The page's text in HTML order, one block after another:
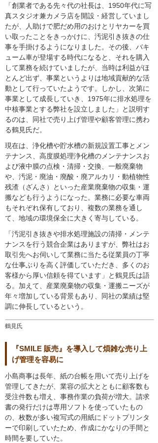
鶴見氏
「創業者である先々代の社長は、1950年代に写
真スタジオ兼カメラ店を開設・経営していまし
たが、人助けで肥だめ用のおけとリヤカーを買
い取ったことをきっかけに、汚泥引き抜きの仕
事を手掛けるようになりました。その後、バキ
ューム車が登場する時代になると、それを購入
して業務を続けていましたが、当時は利益がほ
とんど出ず、事業というよりは地域貢献的な活
動として行っていたようです。しかし、次第に
事業として成長していき、1975年に排水処理を
中核事業とする弊社を設立しました」と説明す
るのは、同社で売り上げ管理や顧客管理に携わ
る鶴見氏だ。
現在は、浄化槽や貯水槽の新規設置工事とメン
テナンス、高度膜処理浄化槽のメンテナンスお
よび液中膜の点検・清掃・交換、一般廃棄物
や、汚泥・廃油・廃酸・廃アルカリ・動植物性
残渣（ざんさ）といった産業廃棄物の収集・運
搬なども行うようになった。業務に必要な車両
もそれぞれ保有しており、複数の業務を通し
て、地域の環境保全に大きく寄与している。
「汚泥引き抜きや排水処理施設の清掃・メンテ
ナンスを行う競合企業はありますが、弊社はお
取引先へお伺いして業務に当たる従業員の丁寧
な仕事ぶりを高く評価していただき、多くのお
客様から厚い信頼を得ています」と鶴見氏は語
る。加えて、産業廃棄物の収集・運搬ニーズが
年々増加している背景もあり、同社の業績は堅
調に伸長しているという。
『SMILE 販売』を導入して煩雑な売り上
げ管理を容易に
小島商事は長年、紙の台帳を用いて売り上げを
管理してきたが、業容の拡大とともに顧客数も
受注件数も増え、事務作業の負荷が増大。請求
書の発行だけは専用ソフトを使っていたもの
の、枚数が多い複写式の用紙にドットプリンタ
ーで印刷していたため、作成にかなりの手間と
時間を要していた。